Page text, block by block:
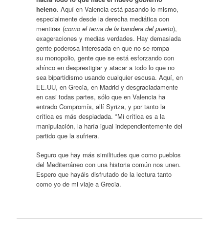
heleno. Aquí en Valencia está pasando lo mismo,
especialmente desde la derecha mediática con
mentiras (como el tema de la bandera del puerto),
exageraciones y medias verdades. Hay demasiada
gente poderosa interesada en que no se rompa
su monopolio, gente que se está esforzando con
ahínco en desprestigiar y atacar a todo lo que no
sea bipartidismo usando cualquier escusa. Aquí, en
EE.UU, en Grecia, en Madrid y desgraciadamente
en casi todas partes, sólo que en Valencia ha
entrado Compromís, allí Syriza, y por tanto la
crítica es más despiadada. *Mi crítica es a la
manipulación, la haría igual independientemente del
partido que la sufriera.
Seguro que hay más similitudes que como pueblos
del Mediterráneo con una historia común nos unen.
Espero que hayáis disfrutado de la lectura tanto
como yo de mi viaje a Grecia.